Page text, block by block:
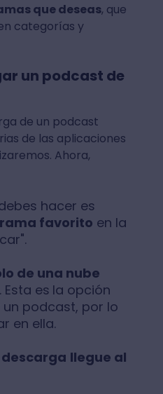
que deseas, que
categorías y
un podcast de
de un podcast
de las aplicaciones
Ahora,
hacer es
favorito en la
de una nube
. Esta es la opción
podcast, por lo
en ella.
llegue al